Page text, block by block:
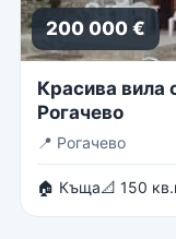
200 000 €
Красива вила
Рогачево
📍 Рогачево
🏠 Къща📐 150